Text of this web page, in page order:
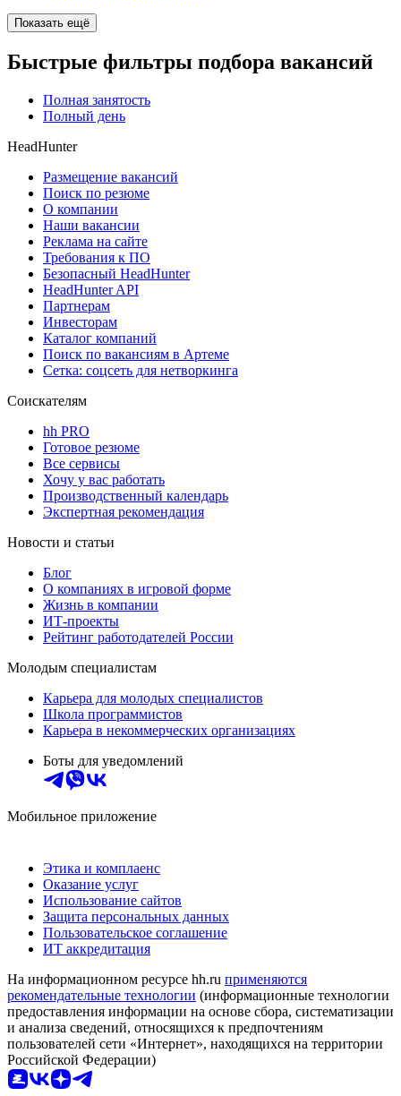
Показать ещё
Быстрые фильтры подбора вакансий
Полная занятость
Полный день
HeadHunter
Размещение вакансий
Поиск по резюме
О компании
Наши вакансии
Реклама на сайте
Требования к ПО
Безопасный HeadHunter
HeadHunter API
Партнерам
Инвесторам
Каталог компаний
Поиск по вакансиям в Артеме
Сетка: соцсеть для нетворкинга
Соискателям
hh PRO
Готовое резюме
Все сервисы
Хочу у вас работать
Производственный календарь
Экспертная рекомендация
Новости и статьи
Блог
О компаниях в игровой форме
Жизнь в компании
ИТ-проекты
Рейтинг работодателей России
Молодым специалистам
Карьера для молодых специалистов
Школа программистов
Карьера в некоммерческих организациях
Боты для уведомлений
Мобильное приложение
Этика и комплаенс
Оказание услуг
Использование сайтов
Защита персональных данных
Пользовательское соглашение
ИТ аккредитация
На информационном ресурсе hh.ru применяются
рекомендательные технологии (информационные технологии
предоставления информации на основе сбора, систематизации
и анализа сведений, относящихся к предпочтениям
пользователей сети «Интернет», находящихся на территории
Российской Федерации)